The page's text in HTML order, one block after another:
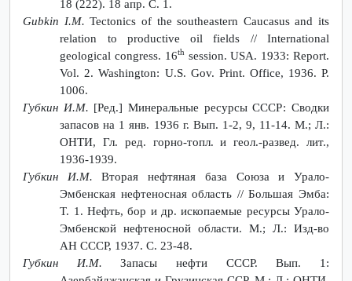
18 (222). 18 апр. С. 1.
Gubkin I.M.Tectonics of the southeastern Caucasus and its
relation to productive oil fields // International
geological congress. 16thsession. USA. 1933: Report.
Vol. 2. Washington: U.S. Gov. Print. Office, 1936. P.
1006.
Губкин И.М. [Ред.] Минеральные ресурсы СССР: Сводки
запасов на 1 янв. 1936 г. Вып. 1-2, 9, 11-14. М.; Л.:
ОНТИ, Гл. ред. горно-топл. и геол.-развед. лит.,
1936-1939.
Губкин И.М.Вторая нефтяная база Союза и Урало-
Эмбенская нефтеносная область // Большая Эмба:
Т. 1. Нефть, бор и др. ископаемые ресурсы Урало-
Эмбенской нефтеносной области. М.; Л.: Изд-во
АН СССР, 1937. С. 23-48.
Губкин И.М.Запасы нефти СССР. Вып. 1: